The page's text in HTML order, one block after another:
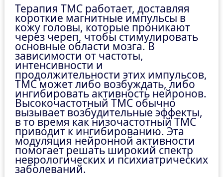
Терапия ТМС работает, доставляя
короткие магнитные импульсы в
кожу головы, которые проникают
через череп, чтобы стимулировать
основные области мозга. В
зависимости от частоты,
интенсивности и
продолжительности этих импульсов,
ТМС может либо возбуждать, либо
ингибировать активность нейронов.
Высокочастотный ТМС обычно
вызывает возбудительные эффекты,
в то время как низочастотный ТМС
приводит к ингибированию. Эта
модуляция нейронной активности
помогает решать широкий спектр
неврологических и психиатрических
заболеваний.